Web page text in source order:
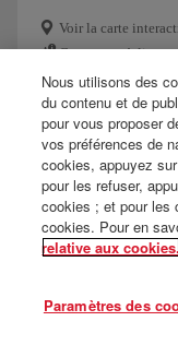
Voir la carte
Comment réaliser
Wifi gratuit
Arrivée à l'aéroport
Accessibilité
Douane et bagages
En savoir plus
Nous utilisons des
du contenu et de
pour vous proposer
vos préférences de
cookies, appuyez
pour les refuser,
cookies ; et pour les
cookies. Pour en
relative aux cookies.
Paramètres des